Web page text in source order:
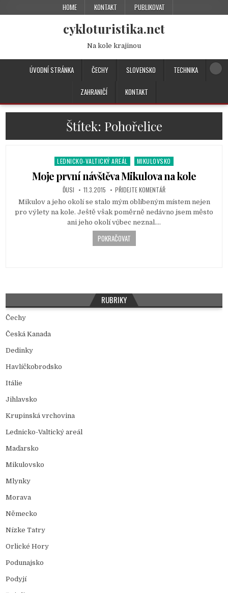
HOME KONTAKT PUBLIKOVAT
cykloturistika.net
Na kole krajinou
ÚVODNÍ STRÁNKA ČECHY SLOVENSKO TECHNIKA
ZAHRANIČÍ KONTAKT
Štítek: Pohořelice
P
s
e
d
LEDNICKO-VALTICKÝ AREÁL MIKULOVSKO
Moje první návštěva Mikulova na kole
ĎUSI 11.3.2015 PŘIDEJTE KOMENTÁŘ
Mikulov a jeho okolí se stalo mým oblíbeným místem nejen
pro výlety na kole. Ještě však poměrně nedávno jsem město
ani jeho okolí vůbec neznal….
POKRAČOVAT
RUBRIKY
Čechy
Česká Kanada
Dedinky
Havlíčkobrodsko
Itálie
Jihlavsko
Krupinská vrchovina
Lednicko-Valtický areál
Maďarsko
Mikulovsko
Mlynky
Morava
Německo
Nízke Tatry
Orlické Hory
Podunajsko
Podyjí